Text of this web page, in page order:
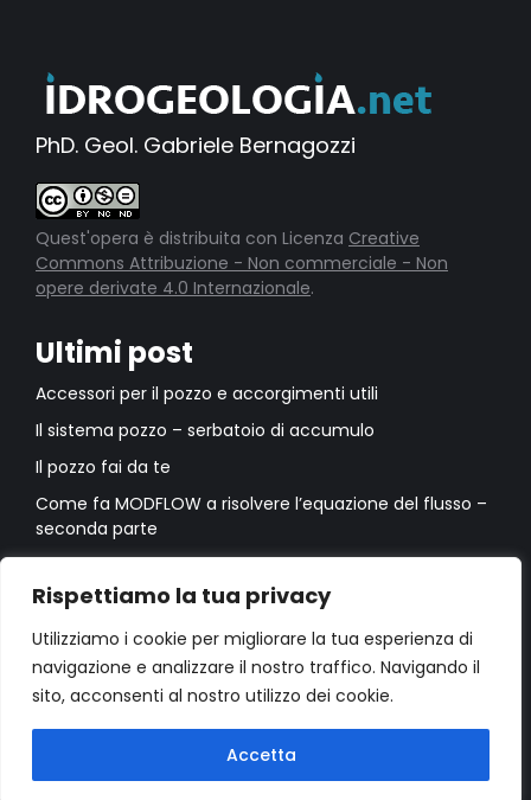
Rispettiamo la tua privacy
Utilizziamo i cookie per migliorare la tua esperienza di
navigazione e analizzare il nostro traffico. Navigando il
sito, acconsenti al nostro utilizzo dei cookie.
Accetta
PhD. Geol. Gabriele Bernagozzi
Quest'opera è distribuita con Licenza Creative
Commons Attribuzione - Non commerciale - Non
opere derivate 4.0 Internazionale.
Ultimi post
Accessori per il pozzo e accorgimenti utili
Il sistema pozzo – serbatoio di accumulo
Il pozzo fai da te
Come fa MODFLOW a risolvere l’equazione del flusso –
seconda parte
prima parte